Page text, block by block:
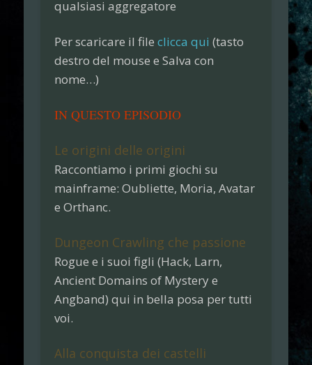
qualsiasi aggregatore
Per scaricare il fileclicca qui (tasto
destro del mouse eSalva con
nome…)
IN QUESTO EPISODIO
Le origini delle origini
Raccontiamo i primi giochi su
mainframe:Oubliette, Moria,Avatar
eOrthanc.
Dungeon Crawling che passione
Rogue e i suoi figli (Hack, Larn,
Ancient Domains of Mysterye
Angband) qui in bella posa per tutti
voi.
Alla conquista dei castelli